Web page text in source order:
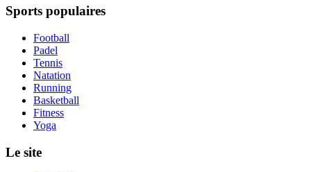
Sports populaires
Football
Padel
Tennis
Natation
Running
Basketball
Fitness
Yoga
Le site